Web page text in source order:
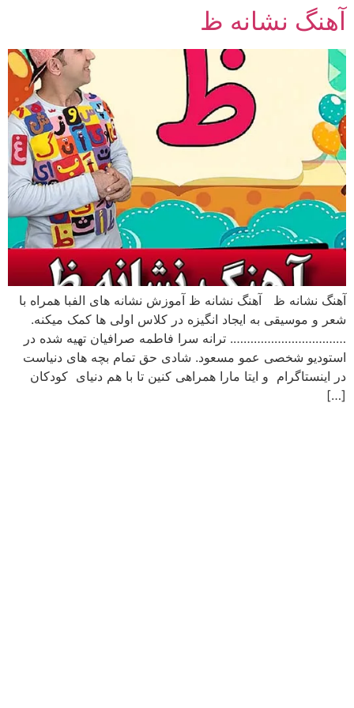
پرش
محتوا
آهنگ نشانه ظ
آهنگ نشانه ظ آهنگ نشانه ظ آموزش نشانه های الفبا همراه با
شعر و موسیقی به ایجاد انگیزه در کلاس اولی ها کمک میکنه.
……………………………. ترانه سرا فاطمه صرافیان تهیه شده در
استودیو شخصی عمو مسعود. شادی حق تمام بچه های دنیاست
در اینستاگرام و ایتا مارا همراهی کنین تا با هم دنیای کودکان
[…]